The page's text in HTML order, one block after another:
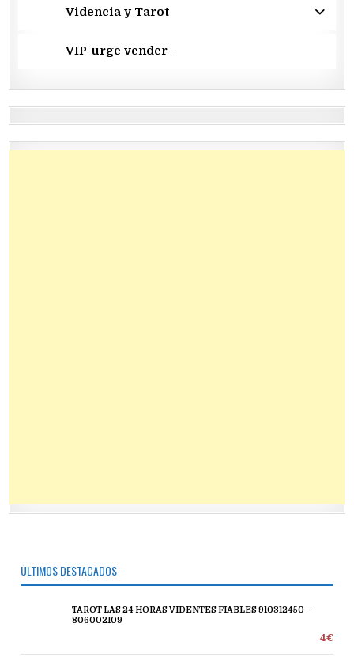
Videncia y Tarot
VIP-urge vender-
ÚLTIMOS DESTACADOS
TAROT LAS 24 HORAS VIDENTES FIABLES 910312450 –
806002109
4€